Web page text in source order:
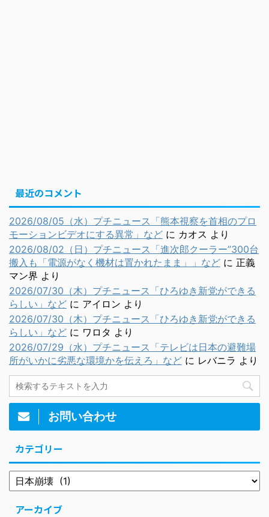
最近のコメント
2026/08/05（水）プチニュース「熊本視察を首相のプロ
モーションビデオにする異常」など に カオス より
2026/08/02（日）プチニュース「進次郎クーラー”300台
搬入も「電源がなく機材は置かれたまま」」など に 正義
マン界 より
2026/07/30（木）プチニュース「ひろゆき新党ができる
らしい」など に アイロン より
2026/07/30（木）プチニュース「ひろゆき新党ができる
らしい」など に ワロタ より
2026/07/29（水）プチニュース「テレビは日本の避難場
所がいかに劣悪な環境かを伝えろ」など に レバニラ より
お問い合わせ
カテゴリー
アーカイブ